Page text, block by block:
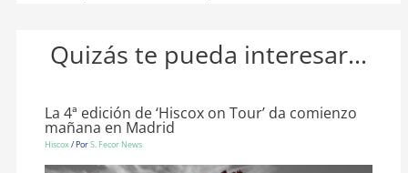
Quizás te pueda interesar...
La 4ª edición de ‘Hiscox on Tour’ da comienzo
mañana en Madrid
Hiscox/ PorS. Fecor News